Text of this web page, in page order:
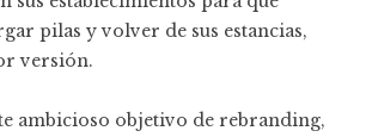
pilas y volver de sus estancias,
versión.
ambicioso objetivo de rebranding,